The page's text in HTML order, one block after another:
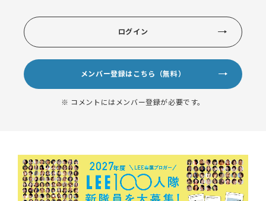
ログイン
メンバー登録はこちら（無料）
※ コメントにはメンバー登録が必要です。